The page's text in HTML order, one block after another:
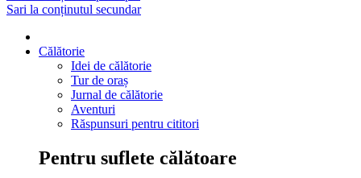
Sari la conținutul secundar
Călătorie
Idei de călătorie
Tur de oraș
Jurnal de călătorie
Aventuri
Răspunsuri pentru cititori
Pentru suflete călătoare